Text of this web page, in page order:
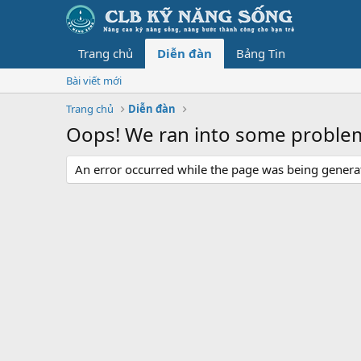
Trang chủ Diễn đàn Bảng Tin
Bài viết mới
Trang chủ
Diễn đàn
Oops! We ran into some
An error occurred while the page was being